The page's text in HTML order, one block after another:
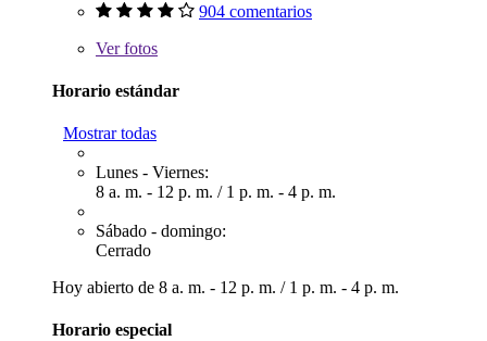
904 comentarios
Verfotos
Horario estándar
Mostrar todas
Lunes - Viernes:
8 a. m. - 12 p. m. / 1 p. m. - 4 p. m.
Sábado - domingo:
Cerrado
Hoy abierto de 8 a. m. - 12 p. m. / 1 p. m. - 4 p. m.
Horario especial